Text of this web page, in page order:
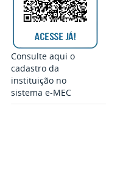
Consulte aqui o
cadastro da
instituição no
sistema e-MEC